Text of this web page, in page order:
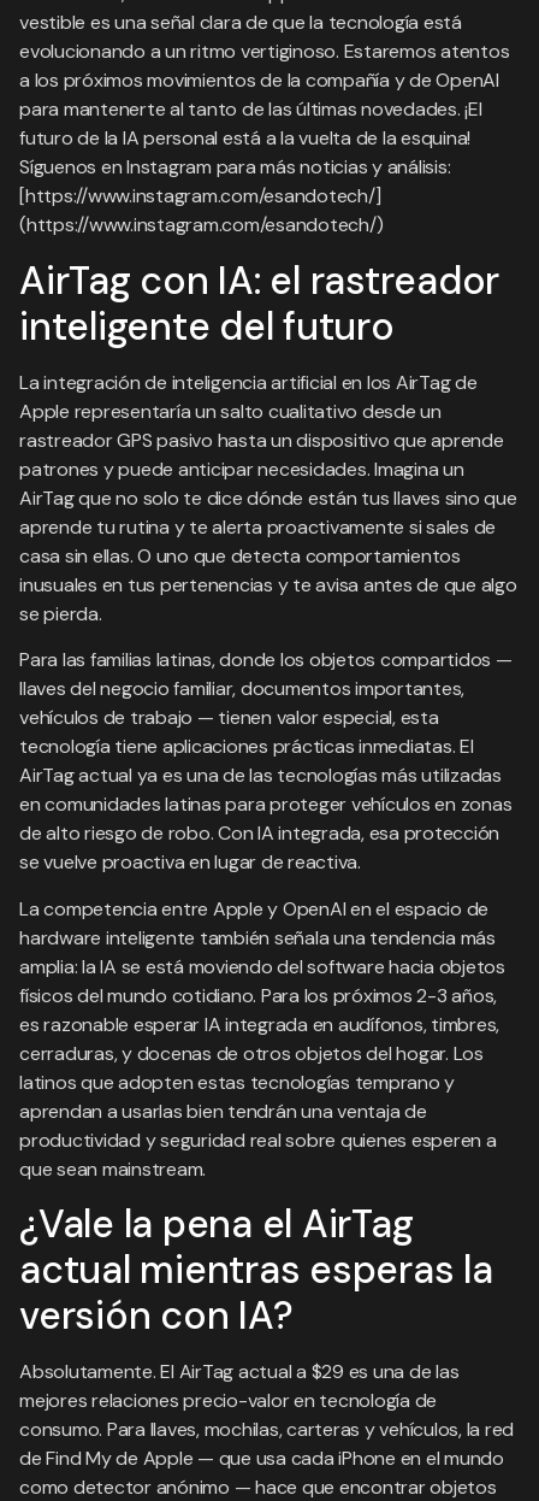
vestible es una señal clara de que la tecnología está
evolucionando a un ritmo vertiginoso. Estaremos atentos
a los próximos movimientos de la compañía y de OpenAI
para mantenerte al tanto de las últimas novedades. ¡El
futuro de la IA personal está a la vuelta de la esquina!
Síguenos en Instagram para más noticias y análisis:
[https://www.instagram.com/esandotech/]
(https://www.instagram.com/esandotech/)
AirTag con IA: el rastreador
inteligente del futuro
La integración de inteligencia artificial en los AirTag de
Apple representaría un salto cualitativo desde un
rastreador GPS pasivo hasta un dispositivo que aprende
patrones y puede anticipar necesidades. Imagina un
AirTag que no solo te dice dónde están tus llaves sino que
aprende tu rutina y te alerta proactivamente si sales de
casa sin ellas. O uno que detecta comportamientos
inusuales en tus pertenencias y te avisa antes de que algo
se pierda.
Para las familias latinas, donde los objetos compartidos —
llaves del negocio familiar, documentos importantes,
vehículos de trabajo — tienen valor especial, esta
tecnología tiene aplicaciones prácticas inmediatas. El
AirTag actual ya es una de las tecnologías más utilizadas
en comunidades latinas para proteger vehículos en zonas
de alto riesgo de robo. Con IA integrada, esa protección
se vuelve proactiva en lugar de reactiva.
La competencia entre Apple y OpenAI en el espacio de
hardware inteligente también señala una tendencia más
amplia: la IA se está moviendo del software hacia objetos
físicos del mundo cotidiano. Para los próximos 2-3 años,
es razonable esperar IA integrada en audífonos, timbres,
cerraduras, y docenas de otros objetos del hogar. Los
latinos que adopten estas tecnologías temprano y
aprendan a usarlas bien tendrán una ventaja de
productividad y seguridad real sobre quienes esperen a
que sean mainstream.
¿Vale la pena el AirTag
actual mientras esperas la
versión con IA?
Absolutamente. El AirTag actual a $29 es una de las
mejores relaciones precio-valor en tecnología de
consumo. Para llaves, mochilas, carteras y vehículos, la red
de Find My de Apple — que usa cada iPhone en el mundo
como detector anónimo — hace que encontrar objetos